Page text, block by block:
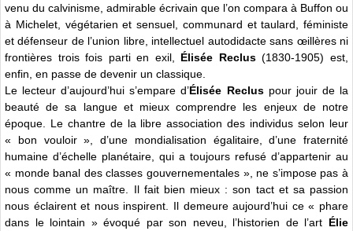
venu du calvinisme, admirable écrivain que l’on compara à Buffon ou
à Michelet, végétarien et sensuel, communard et taulard, féministe
et défenseur de l’union libre, intellectuel autodidacte sans œillères ni
frontières trois fois parti en exil, Élisée Reclus(1830-1905) est,
enfin, en passe de devenir un classique.
Le lecteur d’aujourd’hui s’empare d’Élisée Recluspour jouir de la
beauté de sa langue et mieux comprendre les enjeux de notre
époque. Le chantre de la libre association des individus selon leur
« bon vouloir », d’une mondialisation égalitaire, d’une fraternité
humaine d’échelle planétaire, qui a toujours refusé d’appartenir au
« monde banal des classes gouvernementales », ne s’impose pas à
nous comme un maître. Il fait bien mieux : son tact et sa passion
nous éclairent et nous inspirent. Il demeure aujourd’hui ce « phare
dans le lointain » évoqué par son neveu, l’historien de l’art Élie